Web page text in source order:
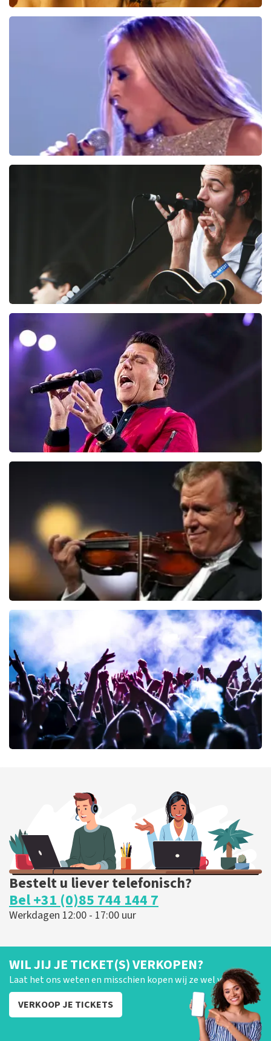
laatste 30 minuten
214laatste 30 minuten
BESTEL NU
BESTEL NU
BESTEL NU
BESTEL NU
Bestelt u liever telefonisch?
Bel +31 (0)85 744 144 7
Werkdagen 12:00 - 17:00 uur
WIL JIJ JE TICKET(S) VERKOPEN?
Laat het ons weten en misschien kopen wij ze wel van je!
VERKOOP JE TICKETS